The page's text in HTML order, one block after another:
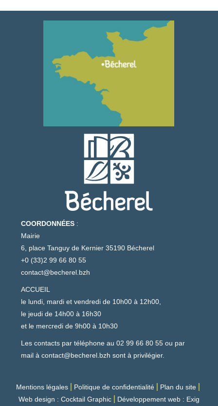
COORDONNÉES :
Mairie
6, place Tanguy de Kernier 35190 Bécherel
+0 (33)2 99 66 80 55
contact@becherel.bzh
ACCUEIL
le lundi, mardi et vendredi de 10h00 à 12h00,
le jeudi de 14h00 à 16h30
et le mercredi de 9h00 à 10h30
Les contacts par téléphone au 02 99 66 80 55 ou par
mail à contact@becherel.bzh sont à privilégier.
Mentions légales Politique de confidentialité
Plan du site
Web design : Cocktail Graphic
Développement web : Exig